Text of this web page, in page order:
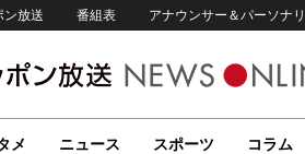
ン放送 番組表 アナウンサー＆パーソナ
メ ニュース スポーツ コラム